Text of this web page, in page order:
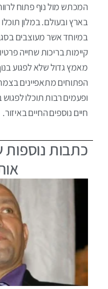
המכתש מול נוף פתוח
בארץ ובעולם. במלון
במיוחד אשר מעוצבים
קיימות בריכות שחייה
מאמץ גדול שלא לפגוע
הפתוחים מתאפיינים
ופעמים רבות תוכלו
חיים נוספים החיים באיזור.
כתבות נוספות